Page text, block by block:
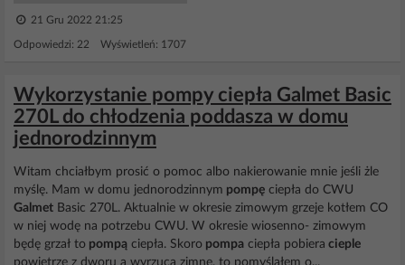
21 Gru 2022 21:25
Odpowiedzi: 22 Wyświetleń: 1707
Wykorzystanie pompy ciepła Galmet Basic
270L do chłodzenia poddasza w domu
jednorodzinnym
Witam chciałbym prosić o pomoc albo nakierowanie mnie jeśli żle
myślę. Mam w domu jednorodzinnym pompę ciepła do CWU
Galmet Basic 270L. Aktualnie w okresie zimowym grzeje kotłem CO
w niej wodę na potrzebu CWU. W okresie wiosenno- zimowym
będę grzał to pompą ciepła. Skoro pompa ciepła pobiera cieple
powietrze z dworu a wyrzuca zimne, to pomyślałem o...